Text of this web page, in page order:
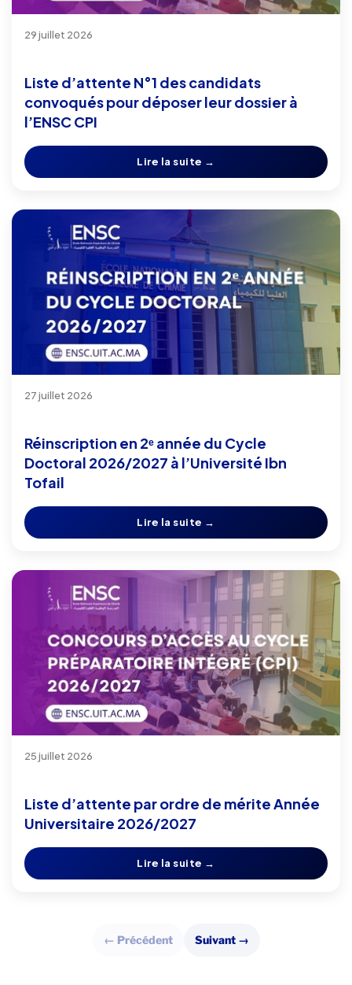
29 juillet 2026
Liste d’attente N°1 des candidats
convoqués pour déposer leur dossier à
l’ENSC CPI
Lire la suite →
27 juillet 2026
Réinscription en 2ᵉ année du Cycle
Doctoral 2026/2027 à l’Université Ibn
Tofail
Lire la suite →
25 juillet 2026
Liste d’attente par ordre de mérite Année
Universitaire 2026/2027
Lire la suite →
← Précédent Suivant →